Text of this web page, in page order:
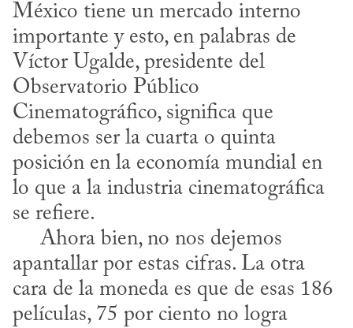
México tiene un mercado interno
importante y esto, en palabras de
Víctor Ugalde, presidente del
Observatorio Público
Cinematográfico, significa que
debemos ser la cuarta o quinta
posición en la economía mundial en
lo que a la industria cinematográfica
se refiere.
apantallar por estas cifras. La otra
cara de la moneda es que de esas 186
películas, 75 por ciento no logra